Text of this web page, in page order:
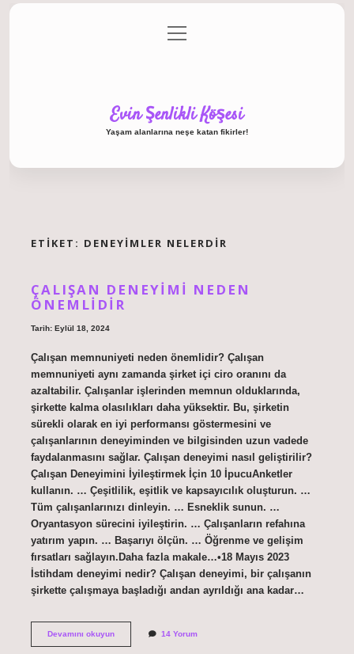
Gizlilik Politikası
menüyü
aç
Evin Şenlikli Köşesi
Yaşam alanlarına neşe katan fikirler!
ETIKET: DENEYIMLER NELERDIR
ÇALIŞAN DENEYIMI NEDEN
ÖNEMLIDIR
Tarih: Eylül 18, 2024
Çalışan memnuniyeti neden önemlidir? Çalışan
memnuniyeti aynı zamanda şirket içi ciro oranını da
azaltabilir. Çalışanlar işlerinden memnun olduklarında,
şirkette kalma olasılıkları daha yüksektir. Bu, şirketin
sürekli olarak en iyi performansı göstermesini ve
çalışanlarının deneyiminden ve bilgisinden uzun vadede
faydalanmasını sağlar. Çalışan deneyimi nasıl geliştirilir?
Çalışan Deneyimini İyileştirmek İçin 10 İpucuAnketler
kullanın. … Çeşitlilik, eşitlik ve kapsayıcılık oluşturun. …
Tüm çalışanlarınızı dinleyin. … Esneklik sunun. …
Oryantasyon sürecini iyileştirin. … Çalışanların refahına
yatırım yapın. … Başarıyı ölçün. … Öğrenme ve gelişim
fırsatları sağlayın.Daha fazla makale…•18 Mayıs 2023
İstihdam deneyimi nedir? Çalışan deneyimi, bir çalışanın
şirkette çalışmaya başladığı andan ayrıldığı ana kadar…
Devamını okuyunÇalışan
14 Yorum